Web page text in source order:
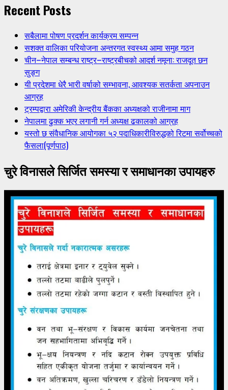
Recent Posts
सबैलामा पोषण प्रदर्शन कार्यक्रम सम्पन्न
सशक्त वालिका परियोजना अन्तरगत स्वस्थ्य आमा समुह गठन
चीन–नेपाल सम्बन्ध राष्ट्र–राष्ट्रबीचको आदर्श नमूना: राजदूत छन
सुङ्ग
यी प्रदेशमा धेरै भारी वर्षाको सम्भावना, आवश्यक सतर्कता अपनाउन
आग्रह
ट्रम्पद्वारा अमेरिकी केन्द्रीय बैंकका अध्यक्षको राजीनामा माग
नेपालमा ढुक्क भएर लगानी गर्न अध्यक्ष ढकालको आग्रह
यस्तो छ संवैधानिक आयोगका ५२ पदाधिकारीविरुद्धको रिटमा सर्वोच्चको
फैसला(पूर्णपाठ)
चुरे विनासले सिर्जित समस्या र समाधानका उपायहरु